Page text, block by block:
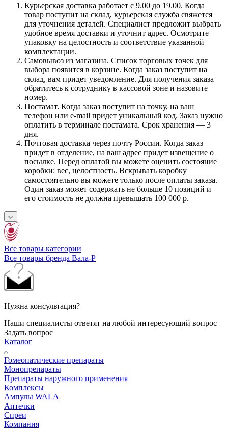
Курьерская доставка работает с 9.00 до 19.00. Когда
товар поступит на склад, курьерская служба свяжется
для уточнения деталей. Специалист предложит выбрать
удобное время доставки и уточнит адрес. Осмотрите
упаковку на целостность и соответствие указанной
комплектации.
Самовывоз из магазина. Список торговых точек для
выбора появится в корзине. Когда заказ поступит на
склад, вам придет уведомление. Для получения заказа
обратитесь к сотруднику в кассовой зоне и назовите
номер.
Постамат. Когда заказ поступит на точку, на ваш
телефон или e-mail придет уникальный код. Заказ нужно
оплатить в терминале постамата. Срок хранения — 3
дня.
Почтовая доставка через почту России. Когда заказ
придет в отделение, на ваш адрес придет извещение о
посылке. Перед оплатой вы можете оценить состояние
коробки: вес, целостность. Вскрывать коробку
самостоятельно вы можете только после оплаты заказа.
Один заказ может содержать не больше 10 позиций и
его стоимость не должна превышать 100 000 р.
Все товары категории
Все товары бренда Вала-Р
Нужна консультация?
Наши специалисты ответят на любой интересующий вопрос
Задать вопрос
Каталог
Гомеопатические препараты
Монопрепараты
Препараты наружного применения
Комплексы
Ампулы WALA
Аптечки
Спреи
Компания